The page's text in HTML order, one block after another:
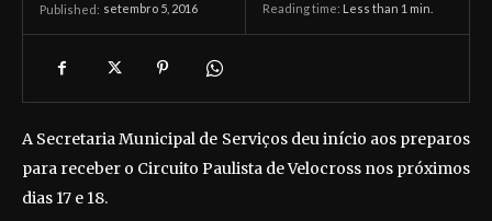
Published: setembro 5, 2016 Reading time: Less than 1 min.
A Secretaria Municipal de Serviços deu início aos preparos
para receber o Circuito Paulista de Velocross nos próximos
dias 17 e 18.